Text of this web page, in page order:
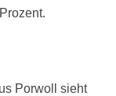
Porwoll sieht